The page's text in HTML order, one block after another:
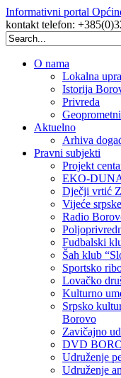
Informativni portal
kontakt telefon:
Search
for:
O nama
Lokalna
Istorija
Privreda
Aktuelno
Arhiva
Pravni subjekti
Projekt
EKO-
Dječji vrtić
Vijeće
Radio
Fudbalski
Šah klub
Sportsko
Lovačko
Kulturno
Srpsko
Borovo
Zavičajno
DVD
Udruženje
Udruženje